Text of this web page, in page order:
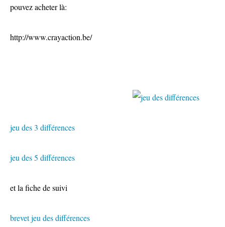
pouvez acheter là:
http://www.crayaction.be/
jeu des 3 différences
jeu des 5 différences
et la fiche de suivi
brevet jeu des différences